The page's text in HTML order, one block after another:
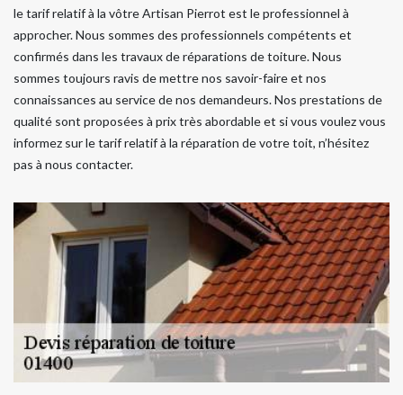
le tarif relatif à la vôtre Artisan Pierrot est le professionnel à
approcher. Nous sommes des professionnels compétents et
confirmés dans les travaux de réparations de toiture. Nous
sommes toujours ravis de mettre nos savoir-faire et nos
connaissances au service de nos demandeurs. Nos prestations de
qualité sont proposées à prix très abordable et si vous voulez vous
informez sur le tarif relatif à la réparation de votre toit, n’hésitez
pas à nous contacter.